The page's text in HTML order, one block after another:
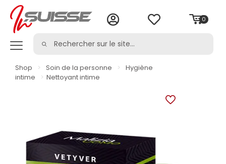
0
Shop > Soin de la personne >
Hygiène
intime
> Nettoyant intime